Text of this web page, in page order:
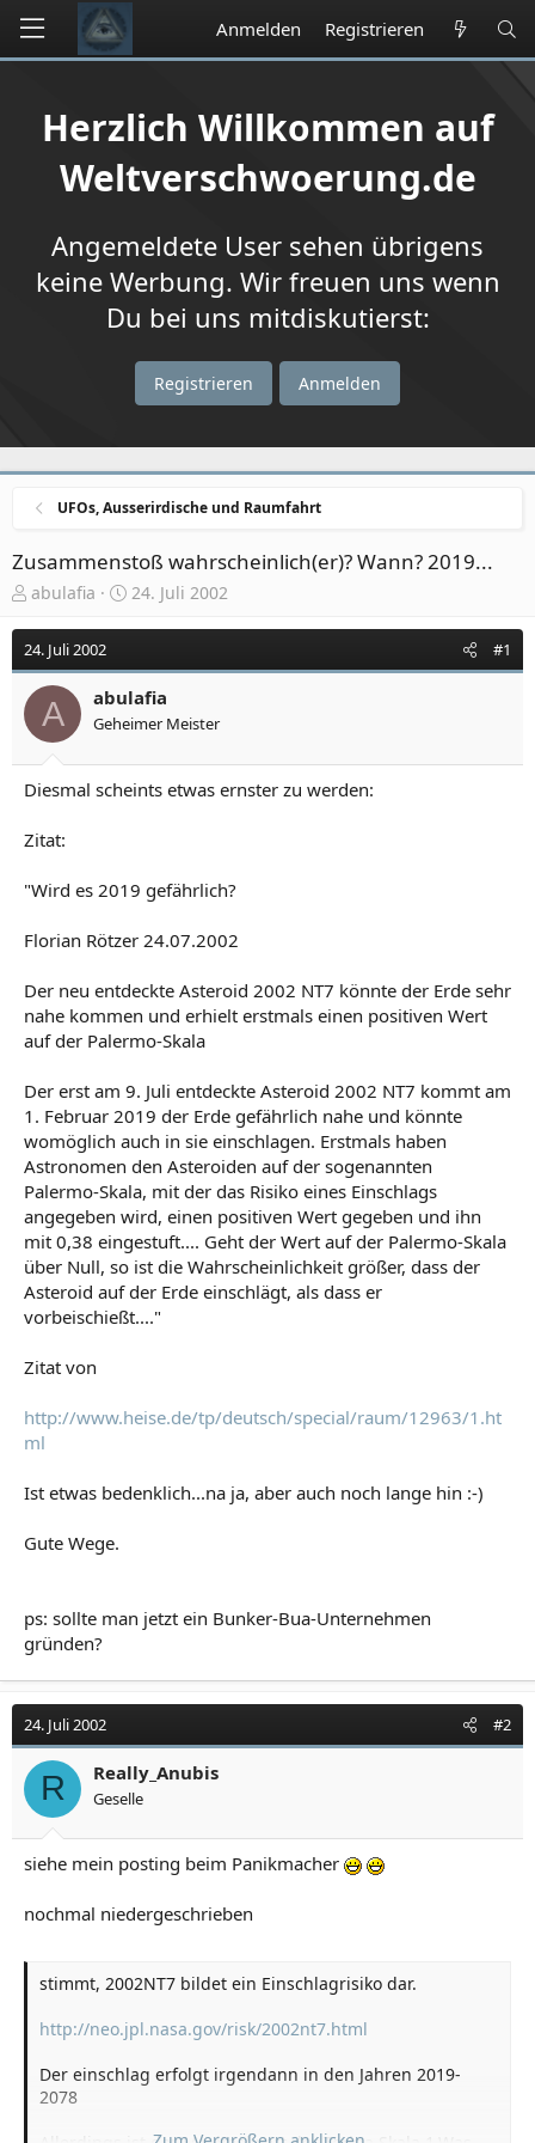
Anmelden Registrieren
Herzlich Willkommen auf
Weltverschwoerung.de
Angemeldete User sehen übrigens
keine Werbung. Wir freuen uns wenn
Du bei uns mitdiskutierst:
Registrieren Anmelden
UFOs, Ausserirdische und Raumfahrt
Zusammenstoß wahrscheinlich(er)? Wann? 2019...
E
s
t
l
r
abulafia
E
s
l
l
a
m
24. Juli 2002
24. Juli 2002 #1
A abulafia
Geheimer Meister
Diesmal scheints etwas ernster zu werden:
Zitat:
"Wird es 2019 gefährlich?
Florian Rötzer 24.07.2002
Der neu entdeckte Asteroid 2002 NT7 könnte der Erde sehr
nahe kommen und erhielt erstmals einen positiven Wert
auf der Palermo-Skala
Der erst am 9. Juli entdeckte Asteroid 2002 NT7 kommt am
1. Februar 2019 der Erde gefährlich nahe und könnte
womöglich auch in sie einschlagen. Erstmals haben
Astronomen den Asteroiden auf der sogenannten
Palermo-Skala, mit der das Risiko eines Einschlags
angegeben wird, einen positiven Wert gegeben und ihn
mit 0,38 eingestuft.... Geht der Wert auf der Palermo-Skala
über Null, so ist die Wahrscheinlichkeit größer, dass der
Asteroid auf der Erde einschlägt, als dass er
vorbeischießt...."
Zitat von
http://www.heise.de/tp/deutsch/special/raum/12963/1.ht
ml
Ist etwas bedenklich...na ja, aber auch noch lange hin :-)
Gute Wege.
ps: sollte man jetzt ein Bunker-Bua-Unternehmen
gründen?
24. Juli 2002 #2
R Really_Anubis
Geselle
siehe mein posting beim Panikmacher
nochmal niedergeschrieben
stimmt, 2002NT7 bildet ein Einschlagrisiko dar.
http://neo.jpl.nasa.gov/risk/2002nt7.html
Der einschlag erfolgt irgendann in den Jahren 2019-
2078